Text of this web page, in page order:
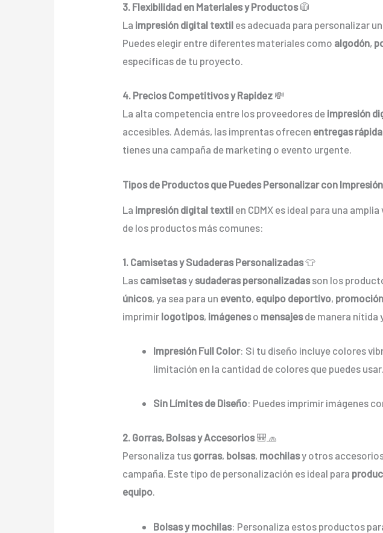
3. Flexibilidad en Materiales y Productos🧥
La impresión digital textil es adecuada para personalizar
Puedes elegir entre diferentes materiales como algodón,
específicas de tu proyecto.
4. Precios Competitivos y Rapidez 💸
La alta competencia entre los proveedores de impresión
accesibles. Además, las imprentas ofrecen entregas
tienes una campaña de marketing o evento urgente.
Tipos de Productos que Puedes Personalizar con
La impresión digital textil en CDMX es ideal para una
de los productos más comunes:
1. Camisetas y Sudaderas Personalizadas👕
Las camisetasy sudaderas personalizadasson los
únicos, ya sea para un evento, equipo deportivo, promoción
imprimir logotipos, imágeneso mensajesde manera nítida
Impresión Full Color: Si tu diseño incluye colores
limitación en la cantidad de colores que puedes usar.
Sin Límites de Diseño: Puedes imprimir imágenes
2. Gorras, Bolsas y Accesorios🎒🧢
Personaliza tus gorras, bolsas, mochilasy otros
campaña. Este tipo de personalización es ideal para
equipo.
Bolsas y mochilas: Personaliza estos productos